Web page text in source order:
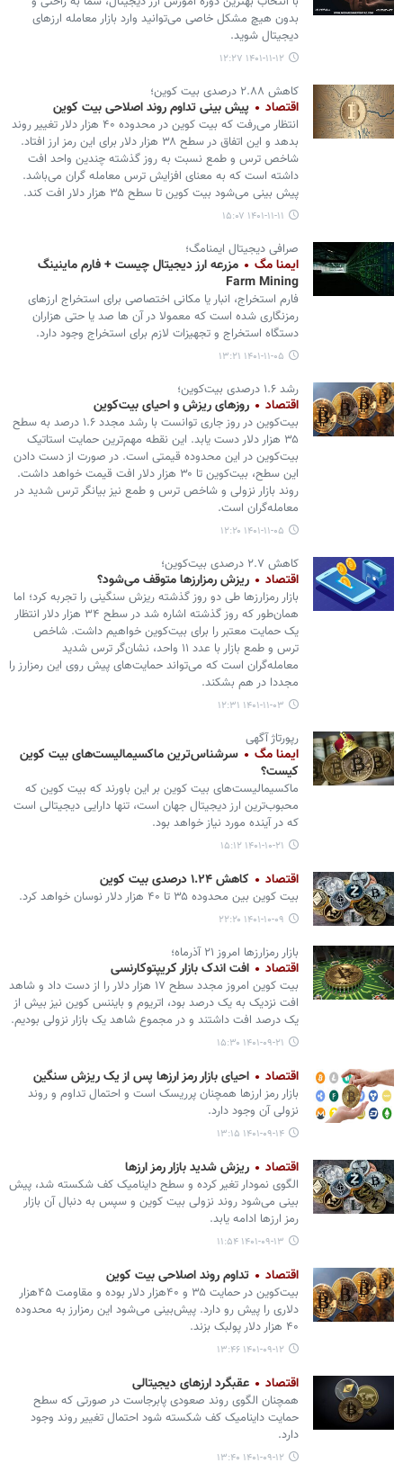
بدون هیچ مشکل خاصی می‌توانید وارد بازار معامله ارزهای
دیجیتال شوید.
۱۴۰۱-۱۱-۱۲ ۱۲:۲۷
کاهش ۲.۸۸ درصدی بیت کوین؛
اقتصاد پیش بینی تداوم روند اصلاحی بیت کوین
انتظار می‌رفت که بیت کوین در محدوده ۴۰ هزار دلار تغییر روند
بدهد و این اتفاق در سطح ۳۸ هزار دلار برای این رمز ارز افتاد.
شاخص ترس و طمع نسبت به روز گذشته چندین واحد افت
داشته است که به معنای افزایش ترس معامله گران می‌باشد.
پیش بینی می‌شود بیت کوین تا سطح ۳۵ هزار دلار افت کند.
۱۴۰۱-۱۱-۱۱ ۱۵:۰۷
صرافی دیجیتال ایمنامگ؛
ایمنا مگ
مزرعه ارز دیجیتال چیست + فارم ماینینگ
Farm Mining
فارم استخراج، انبار یا مکانی اختصاصی برای استخراج ارزهای
رمزنگاری شده است که معمولا در آن ها صد یا حتی هزاران
دستگاه استخراج و تجهیزات لازم برای استخراج وجود دارد.
۱۴۰۱-۱۱-۰۵ ۱۳:۲۱
رشد ۱.۶ درصدی بیت‌کوین؛
اقتصاد روزهای ریزش و احیای بیت‌کوین
بیت‌کوین در روز جاری توانست با رشد مجدد ۱.۶ درصد به سطح
۳۵ هزار دلار دست یابد. این نقطه مهم‌ترین حمایت استاتیک
بیت‌کوین در این محدوده قیمتی است. در صورت از دست دادن
این سطح، بیت‌کوین تا ۳۰ هزار دلار افت قیمت خواهد داشت.
روند بازار نزولی و شاخص ترس و طمع نیز بیانگر ترس شدید در
معامله‌گران است.
۱۴۰۱-۱۱-۰۵ ۱۲:۲۰
کاهش ۲.۷ درصدی بیت‌کوین؛
اقتصاد ریزش رمزارزها متوقف می‌شود؟
بازار رمزارزها طی دو روز گذشته ریزش سنگینی را تجربه کرد؛ اما
همان‌طور که روز گذشته اشاره شد در سطح ۳۴ هزار دلار انتظار
یک حمایت معتبر را برای بیت‌کوین خواهیم داشت. شاخص
ترس و طمع بازار با عدد ۱۱ واحد، نشان‌گر ترس شدید
معامله‌گران است که می‌تواند حمایت‌های پیش روی این رمزارز را
مجددا در هم بشکند.
۱۴۰۱-۱۱-۰۳ ۱۲:۳۱
رپورتاژ آگهی
ایمنا مگ
سرشناس‌ترین ماکسیمالیست‌های بیت کوین
کیست؟
ماکسیمالیست‎‌های بیت کوین بر این باورند که بیت کوین که
محبوب‌ترین ارز دیجیتال جهان است، تنها دارایی دیجیتالی است
که در آینده مورد نیاز خواهد بود.
۱۴۰۱-۱۰-۲۱ ۱۵:۱۲
اقتصاد کاهش ۱.۲۴ درصدی بیت کوین
بیت کوین بین محدوده ۳۵ تا ۴۰ هزار دلار نوسان خواهد کرد.
۱۴۰۱-۱۰-۰۹ ۲۲:۲۰
بازار رمزارزها امروز ۲۱ آذرماه؛
اقتصاد افت اندک بازار کریپتوکارنسی
بیت کوین امروز مجدد سطح ۱۷ هزار دلار را از دست داد و شاهد
افت نزدیک به یک درصد بود، اتریوم و بایننس کوین نیز بیش از
یک درصد افت داشتند و در مجموع شاهد یک بازار نزولی بودیم.
۱۴۰۱-۰۹-۲۱ ۱۵:۳۰
اقتصاد احیای بازار رمز ارزها پس از یک ریزش سنگین
بازار رمز ارزها همچنان پرریسک است و احتمال تداوم و روند
نزولی آن وجود دارد.
۱۴۰۱-۰۹-۱۴ ۱۳:۱۵
اقتصاد ریزش شدید بازار رمز ارزها
الگوی نمودار تغیر کرده و سطح داینامیک کف شکسته شد، پیش
بینی می‌شود روند نزولی بیت کوین و سپس به دنبال آن بازار
رمز ارزها ادامه یابد.
۱۴۰۱-۰۹-۱۳ ۱۱:۵۴
اقتصاد تداوم روند اصلاحی بیت کوین
بیت‌کوین در حمایت ۳۵ و ۴۰هزار دلار بوده و مقاومت ۴۵هزار
دلاری را پیش رو دارد. پیش‌بینی می‌شود این رمزارز به محدوده
۴۰ هزار دلار پولبک بزند.
۱۴۰۱-۰۹-۱۲ ۱۳:۴۶
اقتصاد عقبگرد ارزهای دیجیتالی
همچنان الگوی روند صعودی پابرجاست در صورتی که سطح
حمایت داینامیک کف شکسته شود احتمال تغییر روند وجود
دارد.
۱۴۰۱-۰۹-۱۲ ۱۳:۴۰